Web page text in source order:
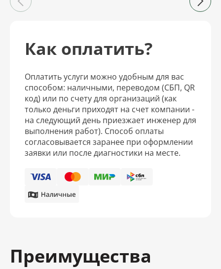
Как оплатить?
Оплатить услуги можно удобным для вас
способом: наличными, переводом (СБП, QR
код) или по счету для организаций (как
только деньги приходят на счет компании -
на следующий день приезжает инженер для
выполнения работ). Способ оплаты
согласовывается заранее при оформлении
заявки или после диагностики на месте.
Преимущества